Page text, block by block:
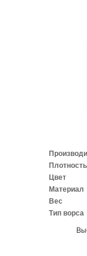
Плотность
Цвет
Материал
Вес
Тип ворса